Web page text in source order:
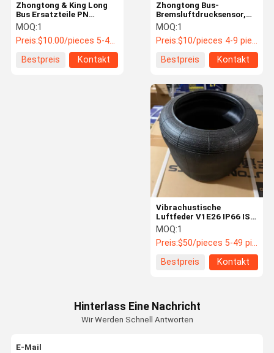
Zhongtong Bus-
Bremsluftdrucksensor,
Edelstahl 316L, 10 ms,
M16 x 1,5, -40 °C bis 125
°C, Bus-Ersatzteile
MOQ:1
Preis:$10/pieces 4-9 pieces
Bestpreis
Kontakt
Zhongtong & King Long
Bus Ersatzteile PN
QG2221E1-L654M3
Luftdrucksensor
MOQ:1
Preis:$10.00/pieces 5-49 pieces
Bestpreis
Kontakt
Vibrachustische
Luftfeder V1E26 IP66 ISO
Komfort Zhongtong Bus
Aufhängung Bus
Ersatzteile
MOQ:1
Preis:$50/pieces 5-49 pieces
Bestpreis
Kontakt
Hinterlass Eine Nachricht
Wir Werden Schnell Antworten
E-Mail